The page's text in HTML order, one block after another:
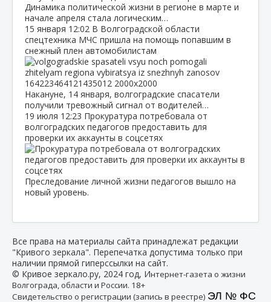
Динамика политической жизни в регионе в марте и
начале апреля стала логическим…
15 января 12:02 В Волгоградской области
спецтехника МЧС пришла на помощь попавшим в
снежный плен автомобилистам
Накануне, 14 января, волгоградские спасатели
получили тревожный сигнал от водителей…
19 июля 12:23 Прокуратура потребовала от
волгоградских педагогов предоставить для
проверки их аккаунты в соцсетях
Преследование личной жизни педагогов вышло на
новый уровень.
Все права на материалы сайта принадлежат редакции
"Кривого зеркала". Перепечатка допустима только при
наличии прямой гиперссылки на сайт.
© Кривое зеркало.ру, 2024 год, Интернет-газета о жизни
Волгограда, области и России. 18+
Свидетельство о регистрации (запись в реестре) ЭЛ № ФС